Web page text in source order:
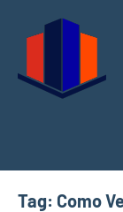
conteúdo
Tag: Como